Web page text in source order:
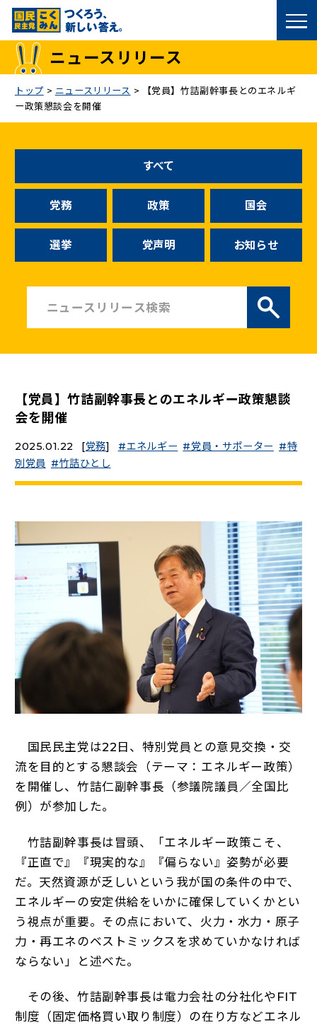
国民民主党トップ
議員
候補者公募
こくみん政治塾
お問い合わせ
ニュースリリース
こくみんうさぎの部屋
Go!Go!こくみんストア
（新しいタブで開く）
二次創作ガイドライン （新しいタブで開く）
プライバシーポリシー
特定商取引法に基づく表記
ニュースリリース
トップ > ニュースリリース >
【党員】竹詰副幹事長とのエネルギ
ー政策懇談会を開催
すべて
党務 政策 国会
選挙 党声明 お知らせ
【党員】竹詰副幹事長とのエネルギー政策懇談
会を開催
2025.01.22 [党務] エネルギー 党員・サポーター
特
別党員
竹詰ひとし
国民民主党は22日、特別党員との意見交換・交
流を目的とする懇談会（テーマ：エネルギー政策）
を開催し、竹詰仁副幹事長（参議院議員／全国比
例）が参加した。
竹詰副幹事長は冒頭、「エネルギー政策こそ、
『正直で』『現実的な』『偏らない』姿勢が必要
だ。天然資源が乏しいという我が国の条件の中で、
エネルギーの安定供給をいかに確保していくかとい
う視点が重要。その点において、火力・水力・原子
力・再エネのベストミックスを求めていかなければ
ならない」と述べた。
その後、竹詰副幹事長は電力会社の分社化やFIT
制度（固定価格買い取り制度）の在り方などエネル